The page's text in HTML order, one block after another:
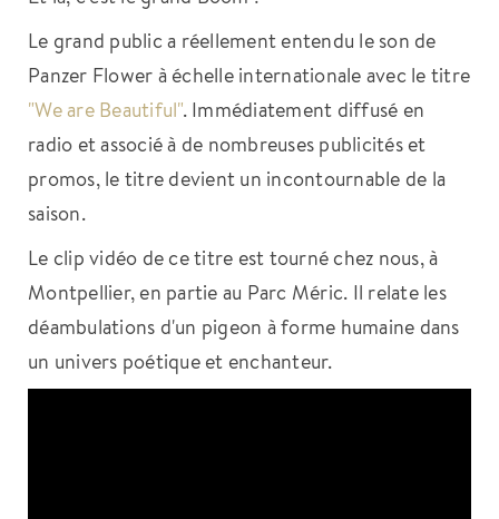
Le grand public a réellement entendu le son de
Panzer Flower à échelle internationale avec le titre
"We are Beautiful". Immédiatement diffusé en
radio et associé à de nombreuses publicités et
promos, le titre devient un incontournable de la
saison.
Le clip vidéo de ce titre est tourné chez nous, à
Montpellier, en partie au Parc Méric. Il relate les
déambulations d'un pigeon à forme humaine dans
un univers poétique et enchanteur.